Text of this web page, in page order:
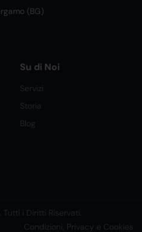
(BG)
Su di Noi
Servizi
Storia
Blog
i Diritti Riservati.
Condizioni, Privacy e Cookies